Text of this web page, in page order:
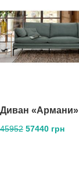
Диван «Армани»
45952 57440 грн